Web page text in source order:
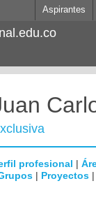
Aspirantes
profesional |
| Proyectos